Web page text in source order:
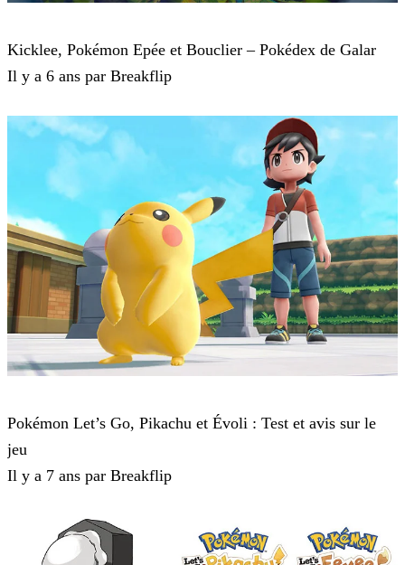
Kicklee, Pokémon Epée et Bouclier – Pokédex de Galar
Il y a 6 ans par Breakflip
Pokémon Let’s Go, Pikachu et Évoli : Test et avis sur le
jeu
Il y a 7 ans par Breakflip